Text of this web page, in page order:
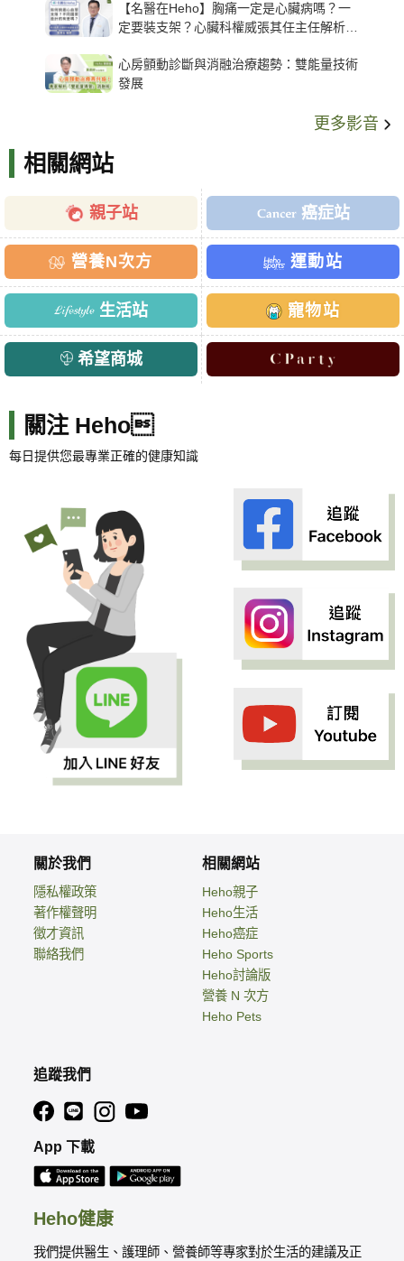
【名醫在Heho】胸痛一定是心臟病嗎？一
定要裝支架？心臟科權威張其任主任解析支
心房顫動診斷與消融治療趨勢：雙能量技術
發展
更多影音
相關網站
親子站 癌症站
營養N次方 運動站
生活站 寵物站
希望商城
關注 Heho
每日提供您最專業正確的健康知識
Heho健康
我們提供醫生、護理師、營養師等專家對於生活的建議及正
關於我們
隱私權政策
著作權聲明
徵才資訊
聯絡我們
相關網站
Heho親子
Heho生活
Heho癌症
Heho Sports
Heho討論版
營養 N 次方
Heho Pets
追蹤我們
App 下載